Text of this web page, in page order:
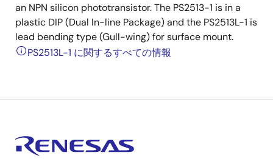
an NPN silicon phototransistor. The PS2513-1 is in a
plastic DIP (Dual In-line Package) and the PS2513L-1 is
lead bending type (Gull-wing) for surface mount.
PS2513L-1 に関するすべての情報